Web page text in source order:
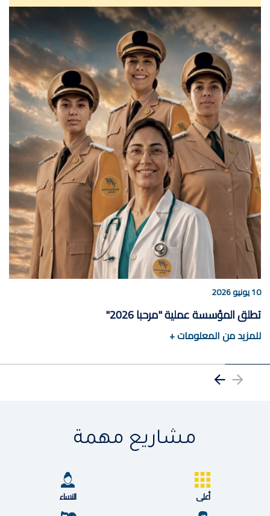
10 يونيو 2026
تطلق المؤسسة عملية "مرحبا 2026"
للمزيد من المعلومات +
مشاريع مهمة
أعلى النساء